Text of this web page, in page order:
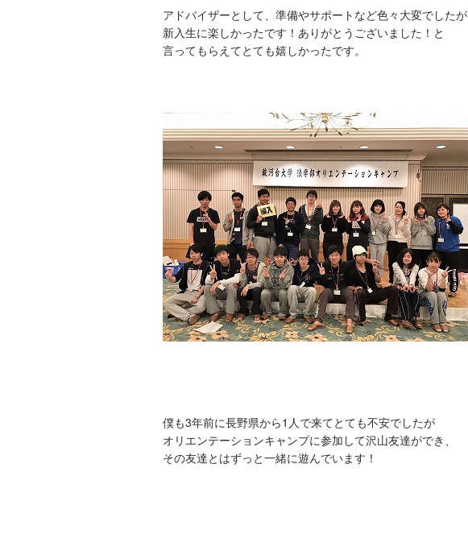
アドバイザーとして、準備やサポートなど色々大変でしたが
新入生に楽しかったです！ありがとうございました！と
言ってもらえてとても嬉しかったです。
僕も3年前に長野県から1人で来てとても不安でしたが
オリエンテーションキャンプに参加して沢山友達ができ、
その友達とはずっと一緒に遊んでいます！